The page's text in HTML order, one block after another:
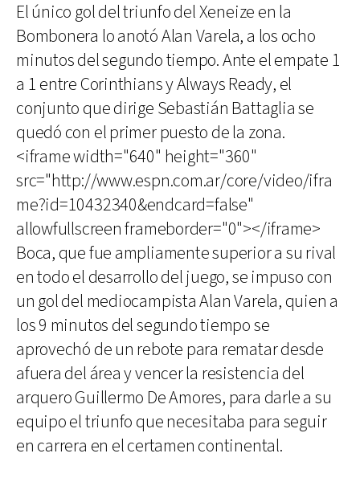
El único gol del triunfo del Xeneize en la
Bombonera lo anotó Alan Varela, a los ocho
minutos del segundo tiempo. Ante el empate 1
a 1 entre Corinthians y Always Ready, el
conjunto que dirige Sebastián Battaglia se
quedó con el primer puesto de la zona.
<iframe width="640" height="360"
src="http://www.espn.com.ar/core/video/ifra
me?id=10432340&endcard=false"
allowfullscreen frameborder="0"></iframe>
Boca, que fue ampliamente superior a su rival
en todo el desarrollo del juego, se impuso con
un gol del mediocampista Alan Varela, quien a
los 9 minutos del segundo tiempo se
aprovechó de un rebote para rematar desde
afuera del área y vencer la resistencia del
arquero Guillermo De Amores, para darle a su
equipo el triunfo que necesitaba para seguir
en carrera en el certamen continental.